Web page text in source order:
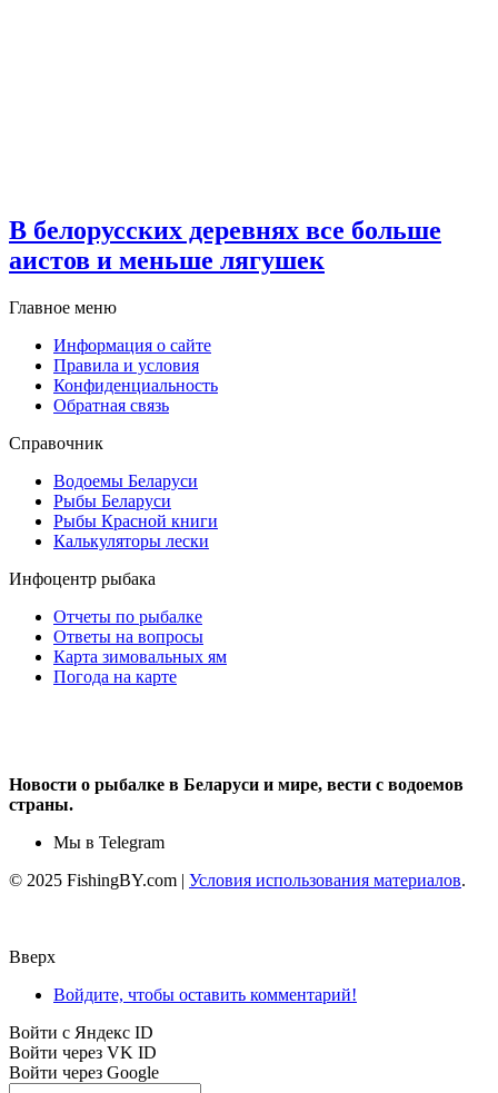
В белорусских деревнях все больше
аистов и меньше лягушек
Главное меню
Информация о сайте
Правила и условия
Конфиденциальность
Обратная связь
Справочник
Водоемы Беларуси
Рыбы Беларуси
Рыбы Красной книги
Калькуляторы лески
Инфоцентр рыбака
Отчеты по рыбалке
Ответы на вопросы
Карта зимовальных ям
Погода на карте
Новости о рыбалке в Беларуси и мире, вести с водоемов
страны.
Мы в Telegram
© 2025 FishingBY.com | Условия использования материалов.
Вверх
Войдите, чтобы оставить комментарий!
Войти с Яндекс ID
Войти через VK ID
Войти через Google